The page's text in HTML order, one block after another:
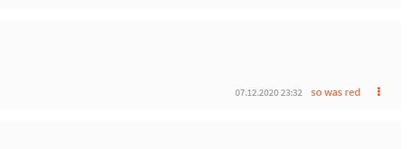
so was red
07.12.2020 23:32